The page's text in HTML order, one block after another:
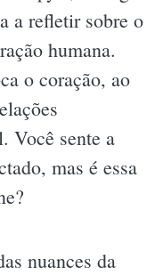
a refletir sobre o
humana.
o coração, ao
Você sente a
mas é essa
nuances da